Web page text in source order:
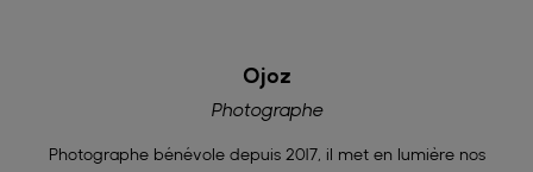
Ojoz
Photographe
Photographe bénévole depuis 2017, il met en lumière nos